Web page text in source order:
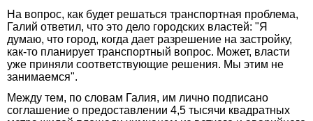
На вопрос, как будет решаться транспортная проблема,
Галий ответил, что это дело городских властей: "Я
думаю, что город, когда дает разрешение на застройку,
как-то планирует транспортный вопрос. Может, власти
уже приняли соответствующие решения. Мы этим не
занимаемся".
Между тем, по словам Галия, им лично подписано
соглашение о предоставлении 4,5 тысячи квадратных